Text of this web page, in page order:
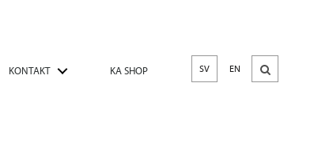
KONTAKT KA SHOP SV EN